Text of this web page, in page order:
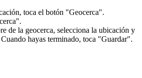
toca el botón "Geocerca".
de la geocerca, selecciona la ubicación y
hayas terminado, toca "Guardar".